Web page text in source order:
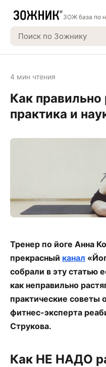
ЗОЖ база по
4 мин чтения
Как правильно
практика и
Тренер по йоге Анна
прекрасный канал
собрали в эту статью
как неправильно
практические советы
фитнес-эксперта
Струкова.
Как НЕ НАДО